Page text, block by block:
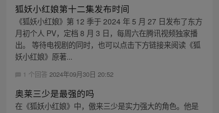
狐妖小红娘第十二集发布时间
《狐妖小红娘》第 12 季于 2024 年 5 月 27 日发布了东方
月初个人 PV，定档 8 月 3 日，每周六在腾讯视频独家播
出。 等待电视剧的同时，也可以点击下方链接来阅读《狐
妖小红娘》原著...
1 个回答 2024年09月30日 20:52
奥莱三少是最强的吗
在《狐妖小红娘》中，傲来三少是实力强大的角色。他是